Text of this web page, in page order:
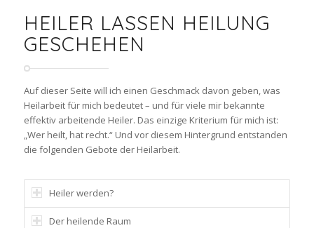
HEILER LASSEN HEILUNG
GESCHEHEN
Auf dieser Seite will ich einen Geschmack davon geben, was
Heilarbeit für mich bedeutet – und für viele mir bekannte
effektiv arbeitende Heiler. Das einzige Kriterium für mich ist:
„Wer heilt, hat recht.“ Und vor diesem Hintergrund entstanden
die folgenden Gebote der Heilarbeit.
Heiler werden?
Der heilende Raum